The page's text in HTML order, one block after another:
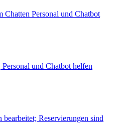
Chatten Personal und Chatbot
und Chatbot helfen
Reservierungen sind